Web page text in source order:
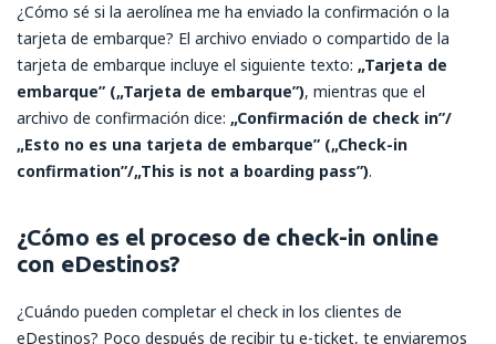
¿Cómo sé si la aerolínea me ha enviado la confirmación o la
tarjeta de embarque? El archivo enviado o compartido de la
tarjeta de embarque incluye el siguiente texto: „Tarjeta de
embarque” („Tarjeta de embarque”), mientras que el
archivo de confirmación dice: „Confirmación de check in”/
„Esto no es una tarjeta de embarque” („Check-in
confirmation”/„This is not a boarding pass”).
¿Cómo es el proceso de check-in online
con eDestinos?
¿Cuándo pueden completar el check in los clientes de
eDestinos? Poco después de recibir tu e-ticket, te enviaremos